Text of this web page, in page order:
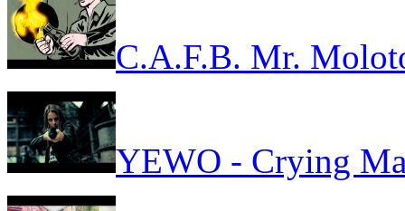
C.A.F.B. Mr.
YEWO - Crying